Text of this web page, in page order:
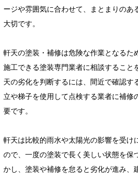
ージや雰囲気に合わせて、まとまりのあ
大切です。
軒天の塗装・補修は危険な作業となるた
施工できる塗装専門業者に相談すること
天の劣化を判断するには、間近で確認す
立や梯子を使用して点検する業者に補修
要です。
軒天は比較的雨水や太陽光の影響を受け
ので、一度の塗装で長く美しい状態を保
かし、塗装や補修を怠ると劣化が進み、